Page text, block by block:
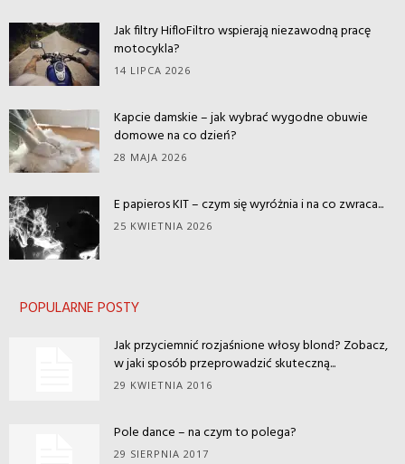
Jak filtry HifloFiltro wspierają niezawodną pracę
motocykla?
14 LIPCA 2026
Kapcie damskie – jak wybrać wygodne obuwie
domowe na co dzień?
28 MAJA 2026
E papieros KIT – czym się wyróżnia i na co zwraca...
25 KWIETNIA 2026
POPULARNE POSTY
Jak przyciemnić rozjaśnione włosy blond? Zobacz,
w jaki sposób przeprowadzić skuteczną...
29 KWIETNIA 2016
Pole dance – na czym to polega?
29 SIERPNIA 2017